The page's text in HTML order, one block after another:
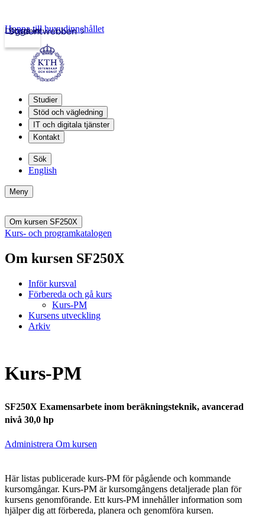
Studentwebben
Logga in
Hoppa till huvudinnehållet
Studier
Stöd och vägledning
IT och digitala tjänster
Kontakt
Sök
English
Meny
Om kursen SF250X
Kurs- och programkatalogen
Om kursen SF250X
Inför kursval
Förbereda och gå kurs
Kurs-PM
Kursens utveckling
Arkiv
Kurs-PM
SF250X Examensarbete inom beräkningsteknik, avancerad
nivå 30,0 hp
Administrera Om kursen
Här listas publicerade kurs-PM för pågående och kommande
kursomgångar. Kurs-PM är kursomgångens detaljerade plan för
kursens genomförande. Ett kurs-PM innehåller information som
hjälper dig att förbereda, planera och genomföra kursen.